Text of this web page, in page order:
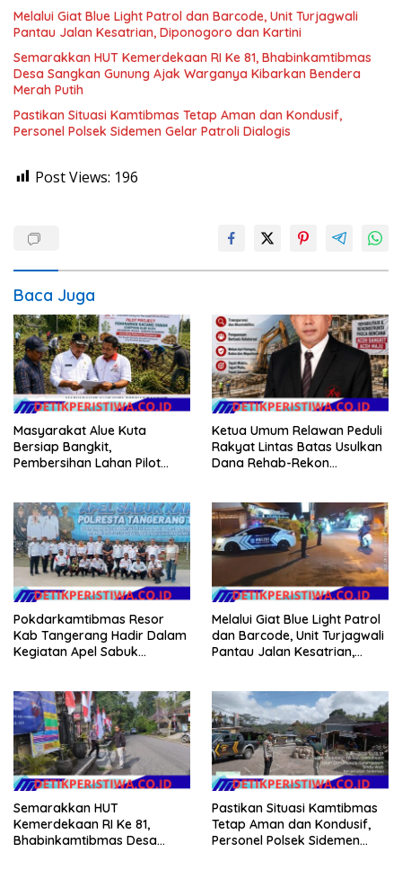
Melalui Giat Blue Light Patrol dan Barcode, Unit Turjagwali
Pantau Jalan Kesatrian, Diponogoro dan Kartini
Semarakkan HUT Kemerdekaan RI Ke 81, Bhabinkamtibmas
Desa Sangkan Gunung Ajak Warganya Kibarkan Bendera
Merah Putih
Pastikan Situasi Kamtibmas Tetap Aman dan Kondusif,
Personel Polsek Sidemen Gelar Patroli Dialogis
Post Views: 196
Baca Juga
Masyarakat Alue Kuta
Bersiap Bangkit,
Pembersihan Lahan Pilot
Ketua Umum Relawan Peduli
Rakyat Lintas Batas Usulkan
Dana Rehab-Rekon
Pemerintah Pusat
Pokdarkamtibmas Resor
Kab Tangerang Hadir Dalam
Kegiatan Apel Sabuk
Melalui Giat Blue Light Patrol
dan Barcode, Unit Turjagwali
Pantau Jalan Kesatrian,
Semarakkan HUT
Kemerdekaan RI Ke 81,
Bhabinkamtibmas Desa
Pastikan Situasi Kamtibmas
Tetap Aman dan Kondusif,
Personel Polsek Sidemen